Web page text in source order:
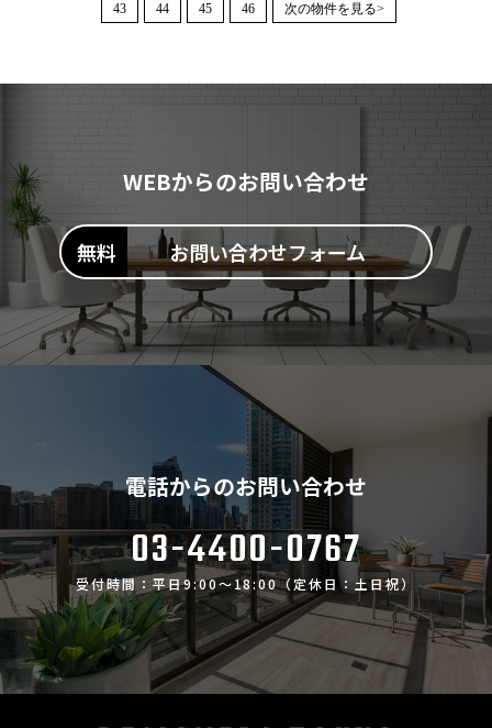
43 44 45 46 次の物件を見る>
WEBからのお問い合わせ
お問い合わせフォーム
電話からのお問い合わせ
03-4400-0767
受付時間：平日9:00～18:00（定休日：土日祝）